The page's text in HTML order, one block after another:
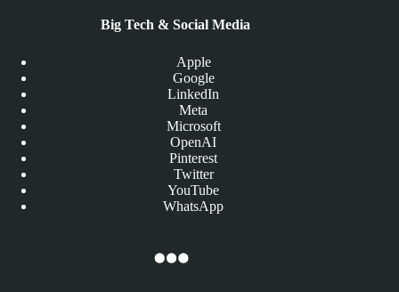
Big Tech & Social Media
Apple
Google
LinkedIn
Meta
Microsoft
OpenAI
Pinterest
Twitter
YouTube
WhatsApp